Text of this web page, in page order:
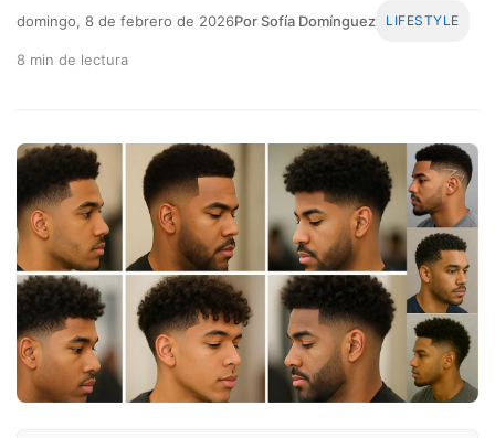
domingo, 8 de febrero de 2026Por Sofía Domínguez LIFESTYLE
8 min de lectura